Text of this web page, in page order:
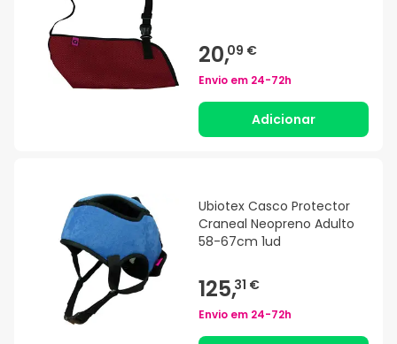
20,09 €
Envio em 24-72h
Adicionar
Ubiotex Casco Protector
Craneal Neopreno Adulto
58-67cm 1ud
125,31 €
Envio em 24-72h